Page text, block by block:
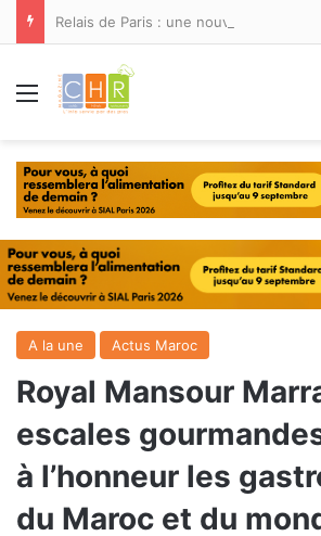
Menu
A la une Actus Maroc
Royal Mansour
escales
à l’honneur les
du Maroc et du